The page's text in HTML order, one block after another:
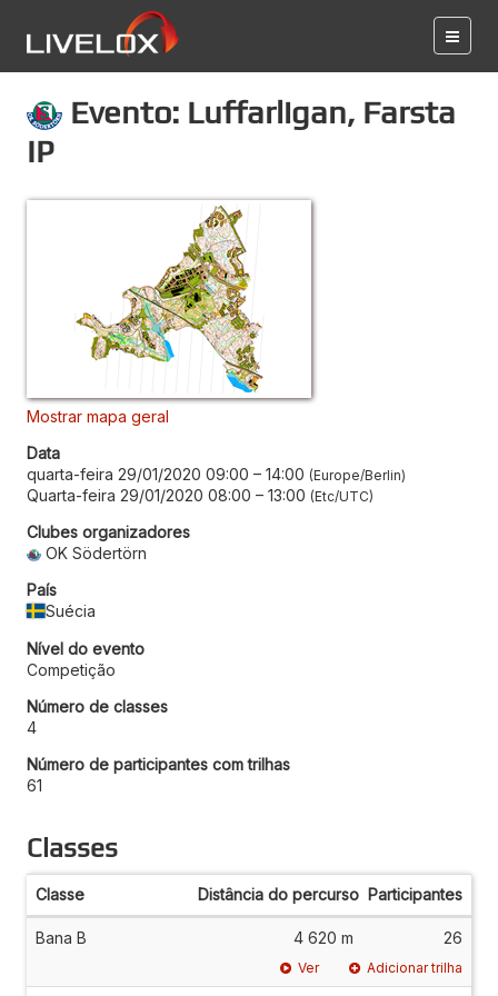
Evento: Luffarligan, Farsta
IP
Mostrar mapa geral
Data
quarta-feira 29/01/2020 09:00 – 14:00 Europe/Berlin
Quarta-feira 29/01/2020 08:00 – 13:00 Etc/UTC
Clubes organizadores
OK Södertörn
País
Suécia
Nível do evento
Competição
Número de classes
4
Número de participantes com trilhas
61
Classes
Classe Distância do percurso Participantes
Bana B 4 620 m 26
Ver Adicionar trilha